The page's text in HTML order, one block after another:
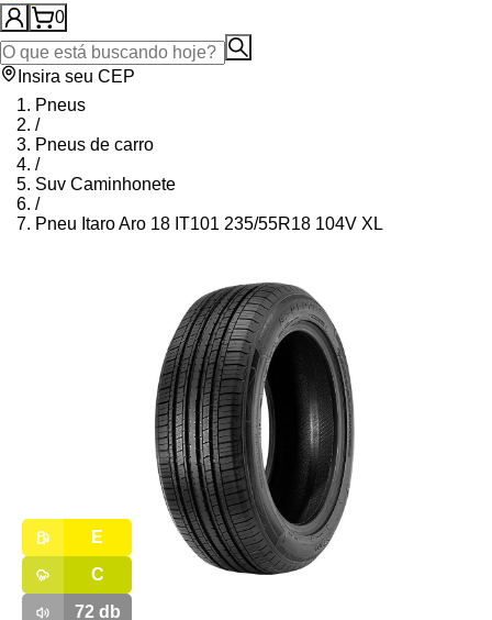
0
Insira seu CEP
Pneus
/
Pneus de carro
/
Suv Caminhonete
/
Pneu Itaro Aro 18 IT101 235/55R18 104V XL
E
C
72db